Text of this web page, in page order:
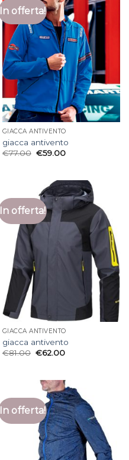
In offerta!
GIACCA ANTIVENTO
giacca antivento
€77.00 €59.00
In offerta!
GIACCA ANTIVENTO
giacca antivento
€81.00 €62.00
In offerta!